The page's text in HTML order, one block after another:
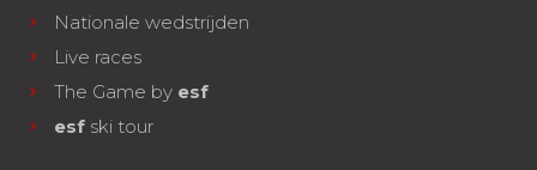
Nationale wedstrijden
Live races
The Game by esf
esf ski tour